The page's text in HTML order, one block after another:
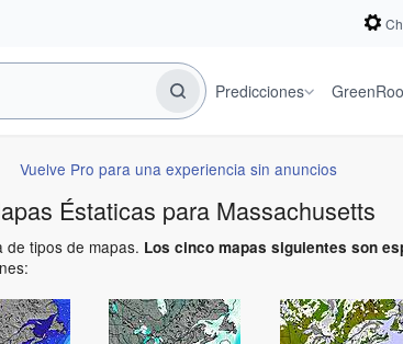
Predicciones
Vuelve Pro para una experiencia sin anuncios
Éstaticas para Massachusetts
de tipos de mapas. Los cinco mapas siguientes son